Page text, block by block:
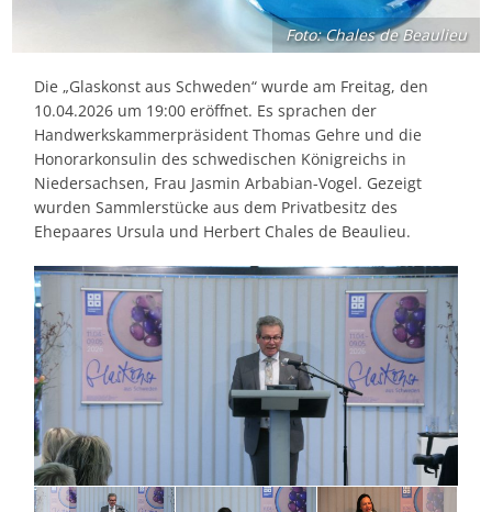
Foto: Chales de Beaulieu
Die „Glaskonst aus Schweden“ wurde am Freitag, den
10.04.2026 um 19:00 eröffnet. Es sprachen der
Handwerkskammerpräsident Thomas Gehre und die
Honorarkonsulin des schwedischen Königreichs in
Niedersachsen, Frau Jasmin Arbabian-Vogel. Gezeigt
wurden Sammlerstücke aus dem Privatbesitz des
Ehepaares Ursula und Herbert Chales de Beaulieu.